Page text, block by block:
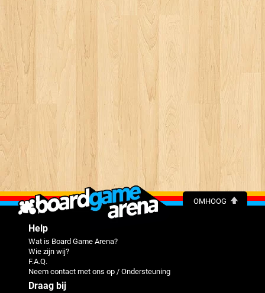
OMHOOG
Help
Wat is Board Game Arena?
Wie zijn wij?
F.A.Q.
Neem contact met ons op / Ondersteuning
Draag bij